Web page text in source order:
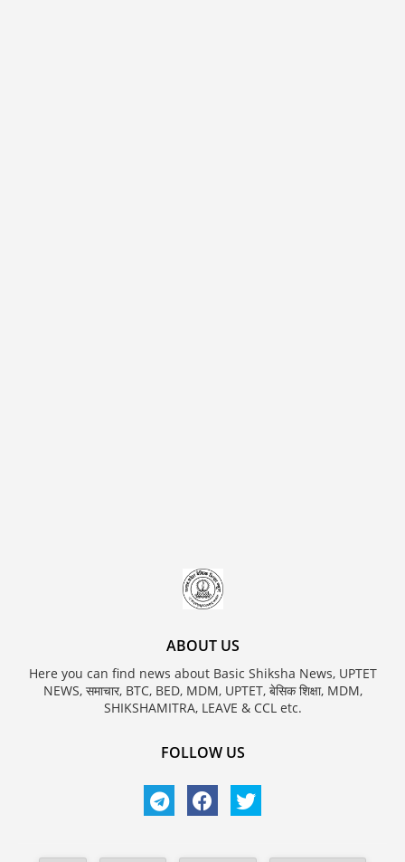
ABOUT US
Here you can find news about Basic Shiksha News, UPTET
NEWS, समाचार, BTC, BED, MDM, UPTET, बेसिक शिक्षा, MDM,
SHIKSHAMITRA, LEAVE & CCL etc.
FOLLOW US